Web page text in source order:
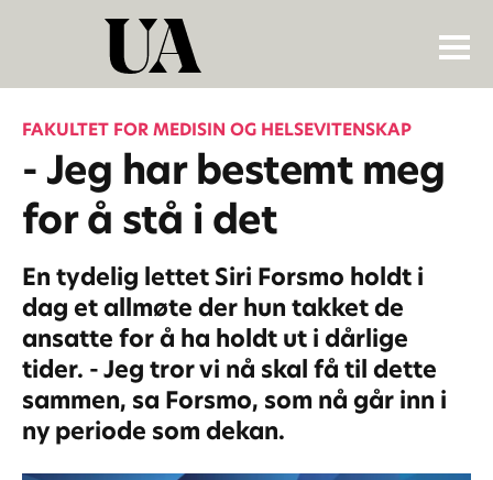
FAKULTET FOR MEDISIN OG HELSEVITENSKAP
- Jeg har bestemt meg
for å stå i det
En tydelig lettet Siri Forsmo holdt i
dag et allmøte der hun takket de
ansatte for å ha holdt ut i dårlige
tider. - Jeg tror vi nå skal få til dette
sammen, sa Forsmo, som nå går inn i
ny periode som dekan.